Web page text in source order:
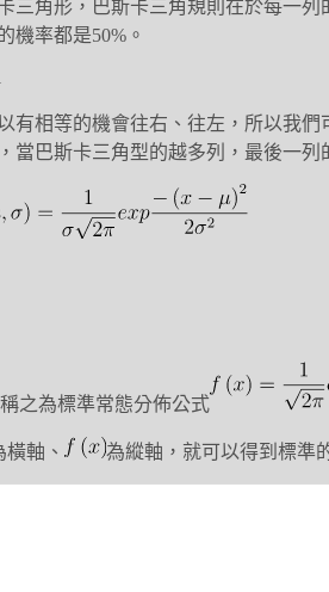
三角形，巴斯卡三角規則在於每一
機率都是50%。
有相等的機會往右、往左，所以我
當巴斯卡三角型的越多列，最後一
之為標準常態分佈公式
橫軸、 為縱軸，就可以得到標準